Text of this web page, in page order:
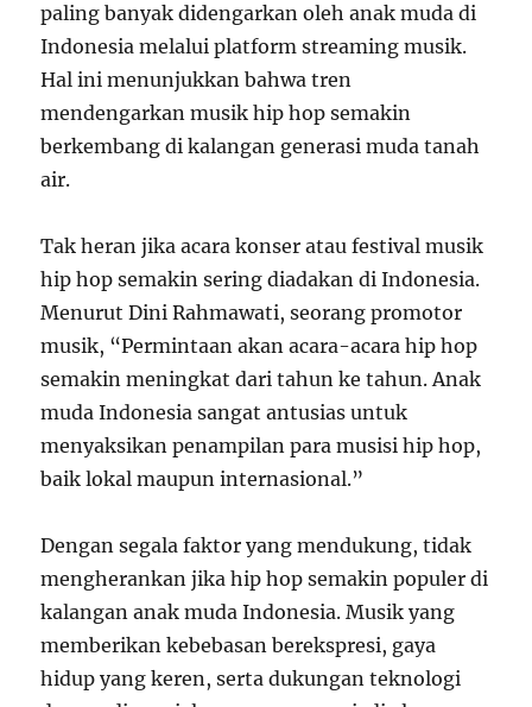
paling banyak didengarkan oleh anak muda di
Indonesia melalui platform streaming musik.
Hal ini menunjukkan bahwa tren
mendengarkan musik hip hop semakin
berkembang di kalangan generasi muda tanah
air.
Tak heran jika acara konser atau festival musik
hip hop semakin sering diadakan di Indonesia.
Menurut Dini Rahmawati, seorang promotor
musik, “Permintaan akan acara-acara hip hop
semakin meningkat dari tahun ke tahun. Anak
muda Indonesia sangat antusias untuk
menyaksikan penampilan para musisi hip hop,
baik lokal maupun internasional.”
Dengan segala faktor yang mendukung, tidak
mengherankan jika hip hop semakin populer di
kalangan anak muda Indonesia. Musik yang
memberikan kebebasan berekspresi, gaya
hidup yang keren, serta dukungan teknologi